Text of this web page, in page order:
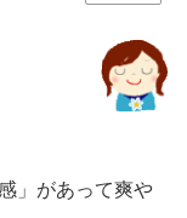
」があって爽や